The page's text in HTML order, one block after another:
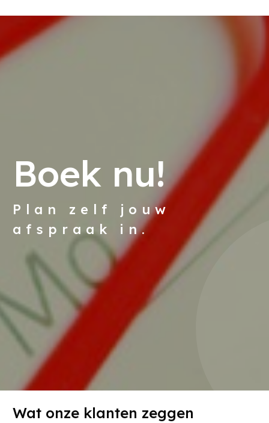
Boek nu!
Plan zelf jouw
afspraak in.
Wat onze klanten zeggen